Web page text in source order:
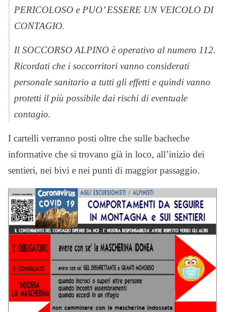
PERICOLOSO e PUO’ ESSERE UN VEICOLO DI
CONTAGIO.
Il SOCCORSO ALPINO è operativo al numero 112.
Ricordati che i soccorritori vanno considerati
personale sanitario a tutti gli effetti e quindi vanno
protetti il più possibile dai rischi di eventuale
contagio.
I cartelli verranno posti oltre che sulle bacheche
informative che si trovano già in loco, all’inizio dei
sentieri, nei bivi e nei punti di maggior passaggio.